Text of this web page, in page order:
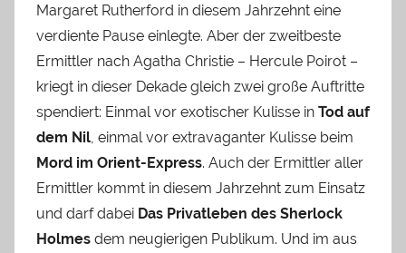
Margaret Rutherford in diesem Jahrzehnt eine
verdiente Pause einlegte. Aber der zweitbeste
Ermittler nach Agatha Christie – Hercule Poirot –
kriegt in dieser Dekade gleich zwei große Auftritte
spendiert: Einmal vor exotischer Kulisse in Tod auf
dem Nil, einmal vor extravaganter Kulisse beim
Mord im Orient-Express. Auch der Ermittler aller
Ermittler kommt in diesem Jahrzehnt zum Einsatz
und darf dabei Das Privatleben des Sherlock
Holmes dem neugierigen Publikum. Und im aus